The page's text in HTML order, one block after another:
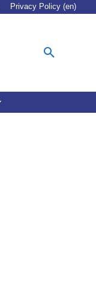
Privacy Policy (en)